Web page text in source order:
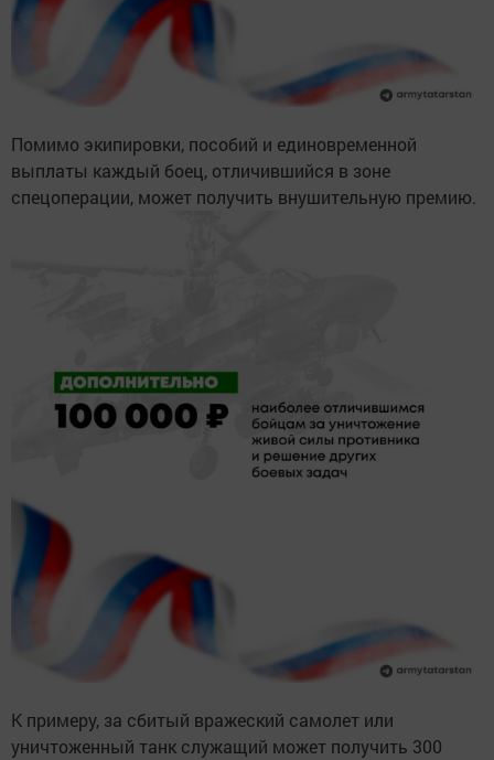
Помимо экипировки, пособий и единовременной
выплаты каждый боец, отличившийся в зоне
спецоперации, может получить внушительную премию.
К примеру, за сбитый вражеский самолет или
уничтоженный танк служащий может получить 300